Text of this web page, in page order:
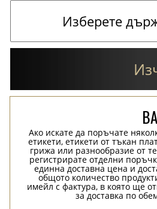
Ако искате да поръчате
етикети, етикети от тъкан
грижа или разнообразие от
регистрирате отделни
единна доставна цена и
общото количество
имейл с фактура, в която ще
за доставка по